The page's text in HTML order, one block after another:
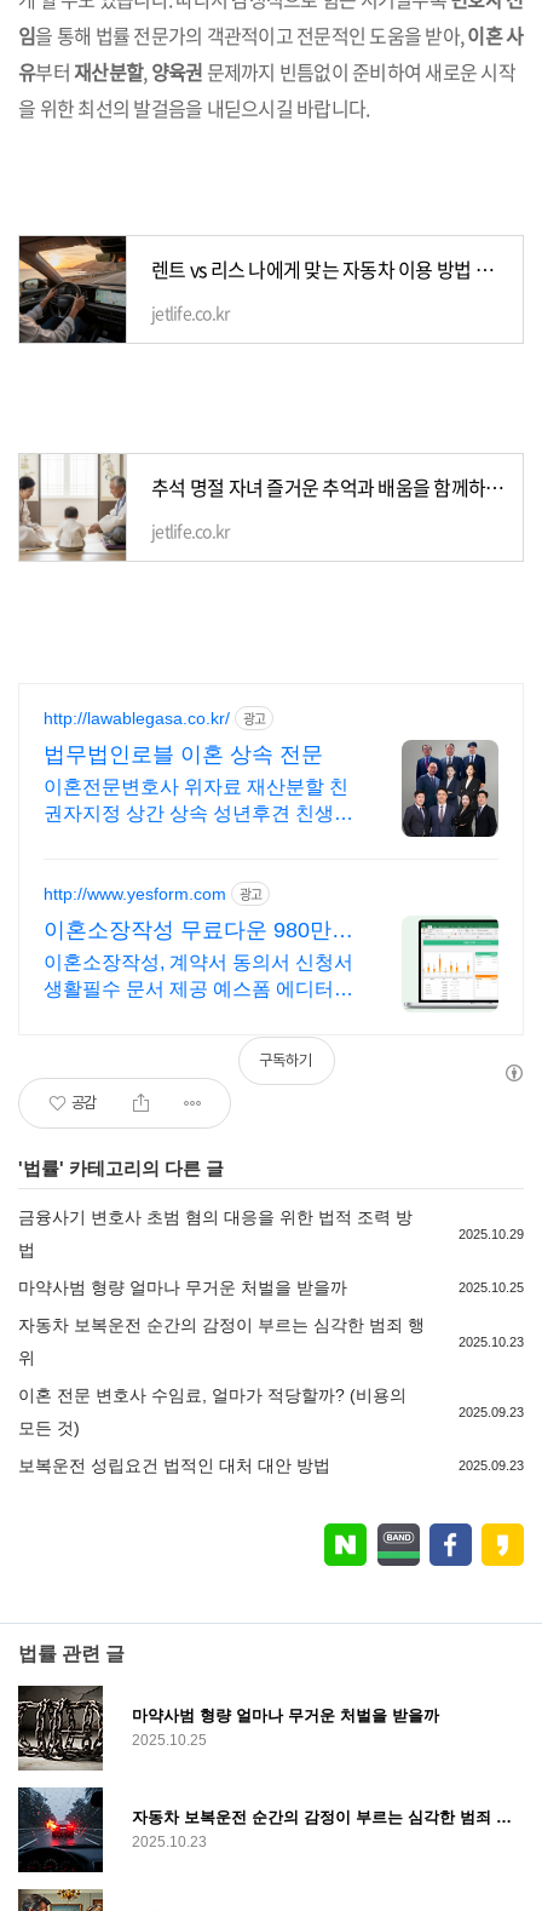
임을 통해 법률 전문가의 객관적이고 전문적인 도움을 받아,이혼 사
유부터재산분할,양육권 문제까지 빈틈없이 준비하여 새로운 시작
을 위한 최선의 발걸음을 내딛으시길 바랍니다.
렌트 vs 리스 나에게 맞는 자동차 이용 방법 찾기
jetlife.co.kr
추석 명절 자녀 즐거운 추억과 배움을 함께하는 시간 만들기
jetlife.co.kr
http://lawablegasa.co.kr/ 광고
법무법인로블 이혼 상속 전문
이혼전문변호사 위자료 재산분할 친
권자지정 상간 상속 성년후견 친생자
http://www.yesform.com 광고
이혼소장작성 무료다운 980만
회원의 선택
이혼소장작성, 계약서 동의서 신청서
생활필수 문서 제공 예스폼 에디터로
공감
구독하기
'법률' 카테고리의 다른 글
금융사기 변호사 초범 혐의 대응을 위한 법적 조력 방
법
2025.10.29
마약사범 형량 얼마나 무거운 처벌을 받을까 2025.10.25
자동차 보복운전 순간의 감정이 부르는 심각한 범죄 행
위
2025.10.23
이혼 전문 변호사 수임료, 얼마가 적당할까? (비용의
모든 것)
2025.09.23
보복운전 성립요건 법적인 대처 대안 방법 2025.09.23
법률 관련 글
마약사범 형량 얼마나 무거운 처벌을 받을까
2025.10.25
자동차 보복운전 순간의 감정이 부르는 심각한 범죄 행위
2025.10.23